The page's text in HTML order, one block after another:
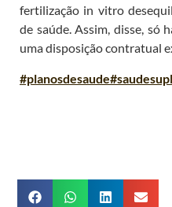
fertilização in vitro
de saúde. Assim, disse, só
uma disposição contratual
#planosdesaude